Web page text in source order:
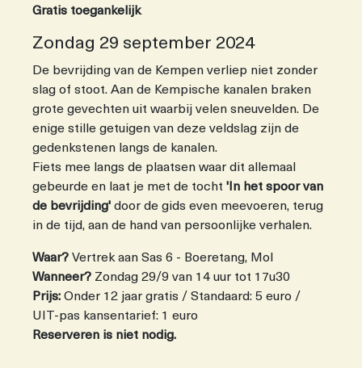
Gratis toegankelijk
Zondag 29 september 2024
De bevrijding van de Kempen verliep niet zonder
slag of stoot. Aan de Kempische kanalen braken
grote gevechten uit waarbij velen sneuvelden. De
enige stille getuigen van deze veldslag zijn de
gedenkstenen langs de kanalen.
Fiets mee langs de plaatsen waar dit allemaal
gebeurde en laat je met de tocht 'In het spoor van
de bevrijding' door de gids even meevoeren, terug
in de tijd, aan de hand van persoonlijke verhalen.
Waar? Vertrek aan Sas 6 - Boeretang, Mol
Wanneer? Zondag 29/9 van 14 uur tot 17u30
Prijs: Onder 12 jaar gratis / Standaard: 5 euro /
UIT-pas kansentarief: 1 euro
Reserveren is niet nodig.